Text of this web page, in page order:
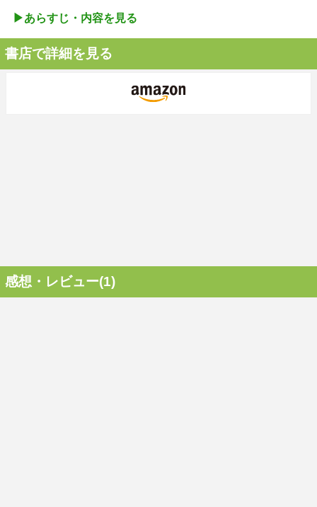
▶︎あらすじ・内容を見る
書店で詳細を見る
感想・レビュー(1)